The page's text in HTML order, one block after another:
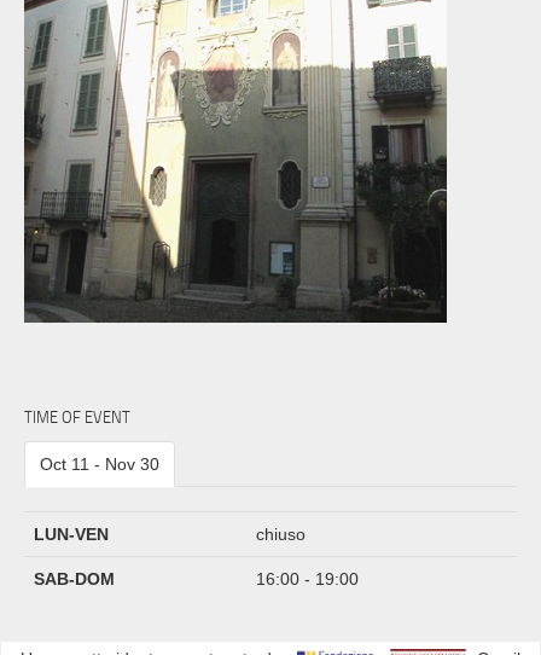
TIME OF EVENT
Oct 11 - Nov 30
LUN-VEN chiuso
SAB-DOM 16:00 - 19:00